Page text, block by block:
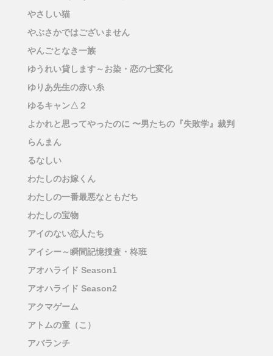
やさしい猫
やぶさかではございません
やんごとなき一族
ゆうれい貸します～お染・恋の七変化
ゆりあ先生の赤い糸
ゆるキャン△２
よかれと思ってやったのに 〜男たちの『失敗学』裁判
らんまん
るなしい
わたしのお嫁くん
わたしの一番最悪なともだち
わたしの宝物
アイのない恋人たち
アイシー～瞬間記憶捜査・柊班
アオハライド Season1
アオハライド Season2
アクマゲーム
アトムの童（こ）
アバランチ